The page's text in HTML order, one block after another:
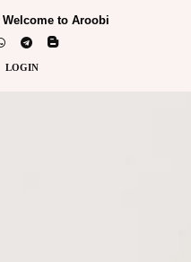
Welcome to Aroobi
LOGIN